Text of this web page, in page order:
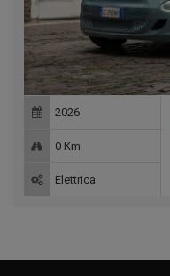
2026
0 Km
Elettrica